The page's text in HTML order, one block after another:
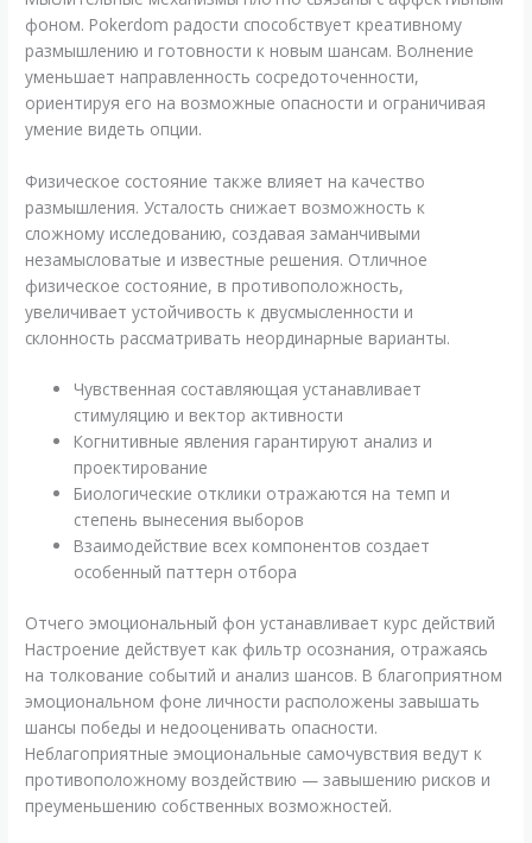
фоном. Pokerdom радости способствует креативному
размышлению и готовности к новым шансам. Волнение
уменьшает направленность сосредоточенности,
ориентируя его на возможные опасности и ограничивая
умение видеть опции.
Физическое состояние также влияет на качество
размышления. Усталость снижает возможность к
сложному исследованию, создавая заманчивыми
незамысловатые и известные решения. Отличное
физическое состояние, в противоположность,
увеличивает устойчивость к двусмысленности и
склонность рассматривать неординарные варианты.
Чувственная составляющая устанавливает
стимуляцию и вектор активности
Когнитивные явления гарантируют анализ и
проектирование
Биологические отклики отражаются на темп и
степень вынесения выборов
Взаимодействие всех компонентов создает
особенный паттерн отбора
Отчего эмоциональный фон устанавливает курс действий
Настроение действует как фильтр осознания, отражаясь
на толкование событий и анализ шансов. В благоприятном
эмоциональном фоне личности расположены завышать
шансы победы и недооценивать опасности.
Неблагоприятные эмоциональные самочувствия ведут к
противоположному воздействию — завышению рисков и
преуменьшению собственных возможностей.